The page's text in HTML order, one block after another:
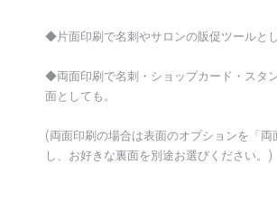
◆片面印刷で名刺やサロンの販促ツールとし
◆両面印刷で名刺・ショップカード・スタ
面としても。
(両面印刷の場合は表面のオプションを「両
し、お好きな裏面を別途お選びください。)